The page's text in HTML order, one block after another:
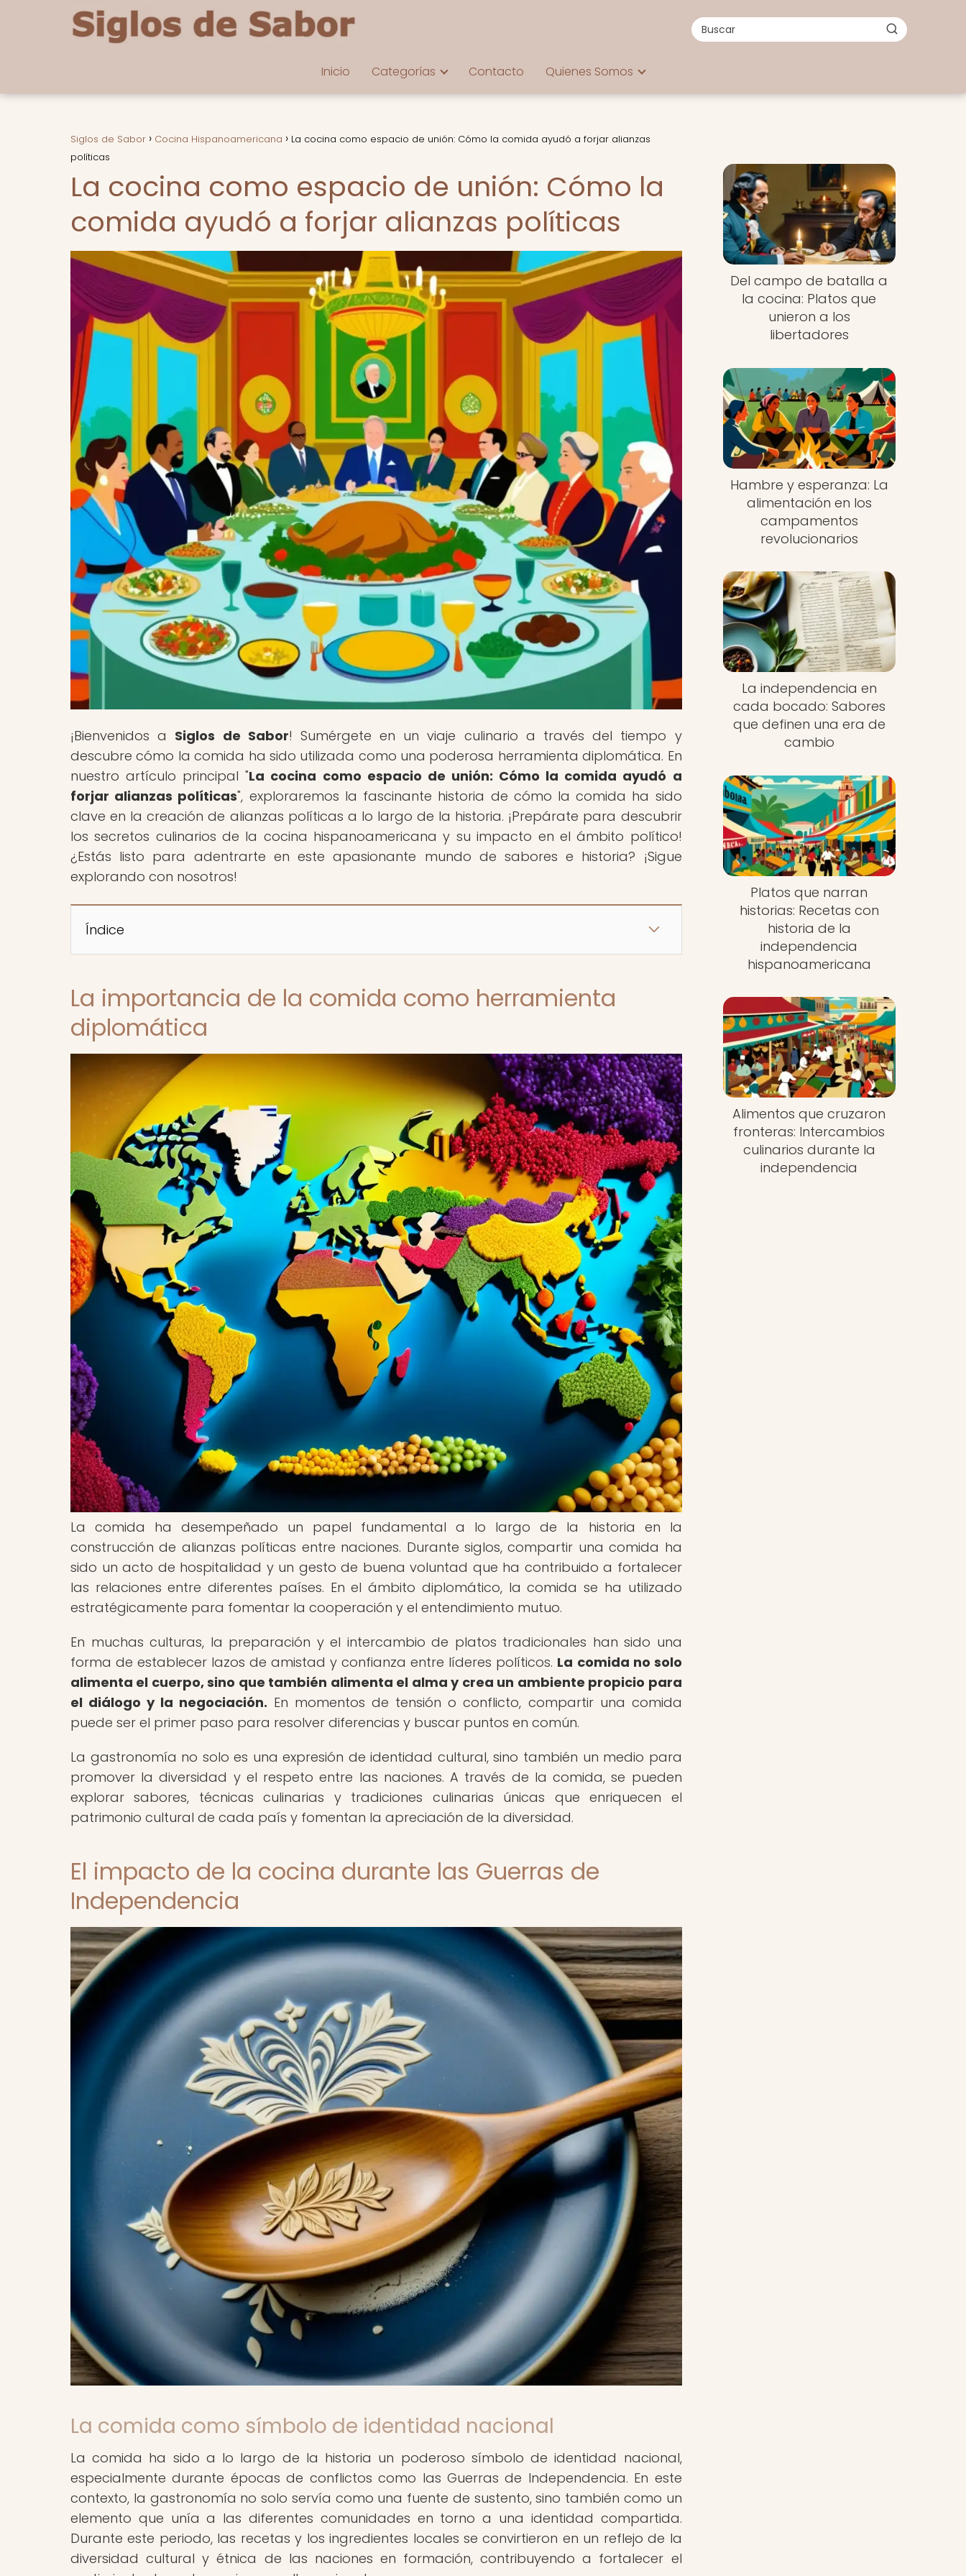
Inicio Categorías Contacto Quienes Somos
Siglos de Sabor Cocina Hispanoamericana
La cocina como espacio de unión: Cómo la comida ayudó a forjar alianzas
políticas
La cocina como espacio de unión: Cómo la
comida ayudó a forjar alianzas políticas
¡Bienvenidos a Siglos de Sabor! Sumérgete en un viaje culinario a través del tiempo y
descubre cómo la comida ha sido utilizada como una poderosa herramienta diplomática. En
nuestro artículo principal "La cocina como espacio de unión: Cómo la comida ayudó a
forjar alianzas políticas", exploraremos la fascinante historia de cómo la comida ha sido
clave en la creación de alianzas políticas a lo largo de la historia. ¡Prepárate para descubrir
los secretos culinarios de la cocina hispanoamericana y su impacto en el ámbito político!
¿Estás listo para adentrarte en este apasionante mundo de sabores e historia? ¡Sigue
explorando con nosotros!
Índice
La importancia de la comida como herramienta
diplomática
La comida ha desempeñado un papel fundamental a lo largo de la historia en la
construcción de alianzas políticas entre naciones. Durante siglos, compartir una comida ha
sido un acto de hospitalidad y un gesto de buena voluntad que ha contribuido a fortalecer
las relaciones entre diferentes países. En el ámbito diplomático, la comida se ha utilizado
estratégicamente para fomentar la cooperación y el entendimiento mutuo.
En muchas culturas, la preparación y el intercambio de platos tradicionales han sido una
forma de establecer lazos de amistad y confianza entre líderes políticos. La comida no solo
alimenta el cuerpo, sino que también alimenta el alma y crea un ambiente propicio para
el diálogo y la negociación. En momentos de tensión o conflicto, compartir una comida
puede ser el primer paso para resolver diferencias y buscar puntos en común.
La gastronomía no solo es una expresión de identidad cultural, sino también un medio para
promover la diversidad y el respeto entre las naciones. A través de la comida, se pueden
explorar sabores, técnicas culinarias y tradiciones culinarias únicas que enriquecen el
patrimonio cultural de cada país y fomentan la apreciación de la diversidad.
El impacto de la cocina durante las Guerras de
Independencia
La comida como símbolo de identidad nacional
La comida ha sido a lo largo de la historia un poderoso símbolo de identidad nacional,
especialmente durante épocas de conflictos como las Guerras de Independencia. En este
contexto, la gastronomía no solo servía como una fuente de sustento, sino también como un
elemento que unía a las diferentes comunidades en torno a una identidad compartida.
Durante este periodo, las recetas y los ingredientes locales se convirtieron en un reflejo de la
diversidad cultural y étnica de las naciones en formación, contribuyendo a fortalecer el
Del campo de batalla a
la cocina: Platos que
unieron a los
libertadores
Hambre y esperanza: La
alimentación en los
campamentos
revolucionarios
La independencia en
cada bocado: Sabores
que definen una era de
cambio
Platos que narran
historias: Recetas con
historia de la
independencia
hispanoamericana
Alimentos que cruzaron
fronteras: Intercambios
culinarios durante la
independencia